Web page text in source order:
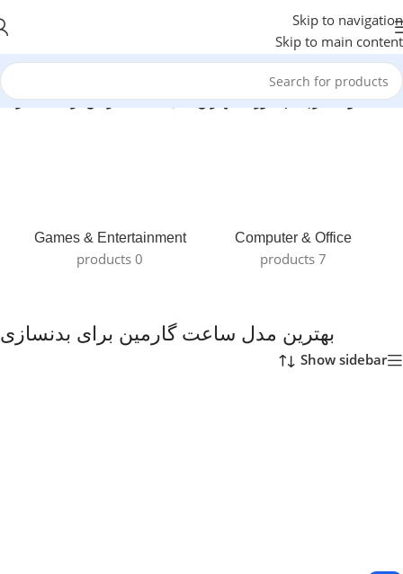
Skip to navigation
Skip to main content
/محصولات برچسب خورده “بهترین مدل ساعت گارمین برای بدنسازی”
Computer & Office
7 products
Games & Entertainment
0 products
بهترین مدل ساعت گارمین برای بدنسازی
Show sidebar